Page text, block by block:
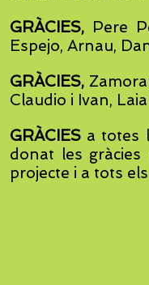
GRÀCIES, Pere
Espejo, Arnau,
GRÀCIES,
Claudio i Ivan,
GRÀCIES a totes
donat les
projecte i a tots